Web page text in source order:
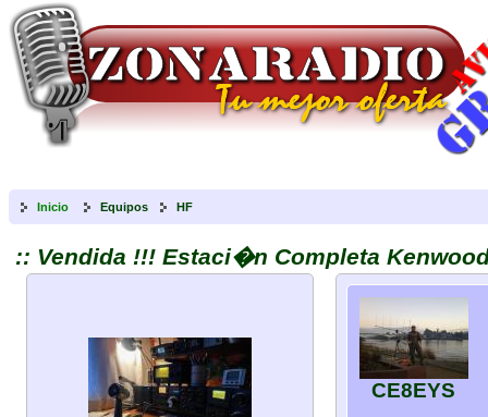
Inicio Equipos HF
:: Vendida !!! Estaci�n Completa
CE8EYS